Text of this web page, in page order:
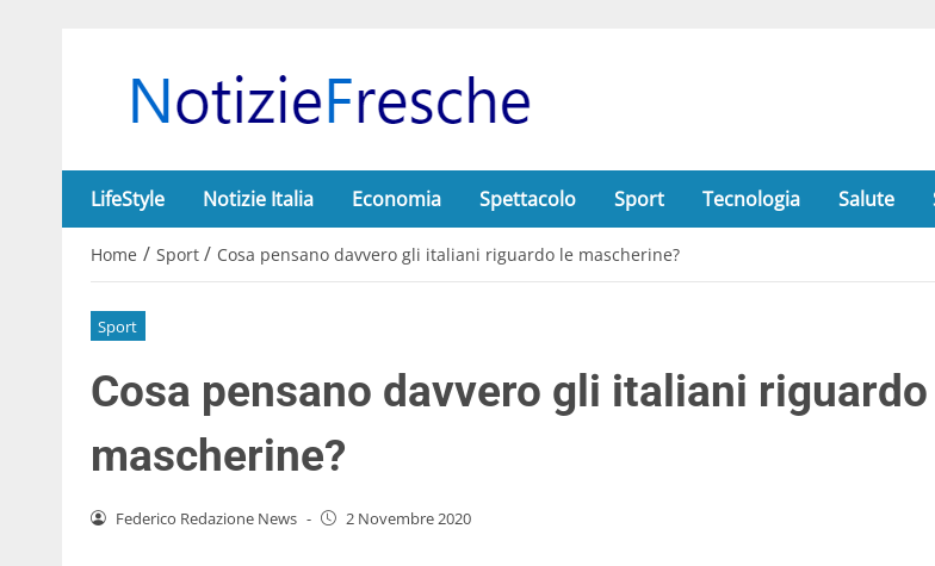
LifeStyle Notizie Italia Economia Spettacolo Sport Tecnologia Salute
Home / Sport / Cosa pensano davvero gli italiani riguardo le mascherine?
Sport
Cosa pensano davvero gli italiani
mascherine?
Federico Redazione News - 2 Novembre 2020